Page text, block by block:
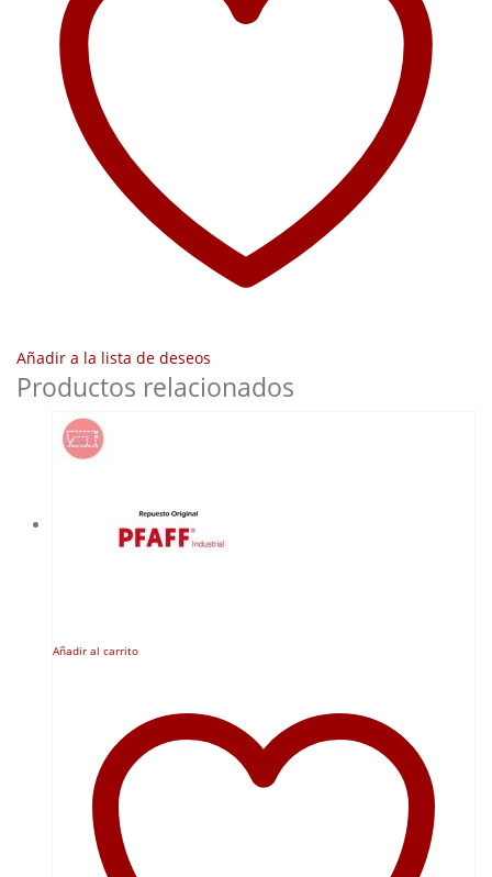
Añadir a la lista de deseos
Productos relacionados
Añadir al carrito